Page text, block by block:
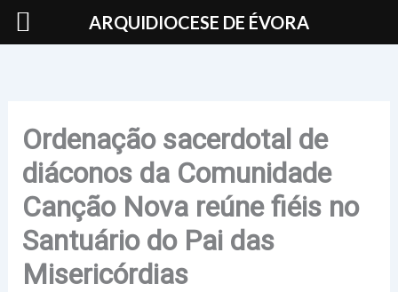
Skip
Ordenação sacerdotal de
diáconos da Comunidade
Canção Nova reúne fiéis no
Santuário do Pai das
Misericórdias
ARQUIDIOCESE DE ÉVORA